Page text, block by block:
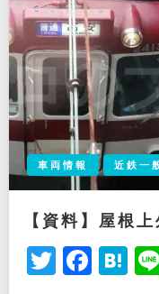
車両情報 近鉄一
【資料】屋根